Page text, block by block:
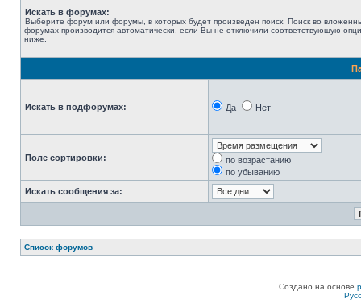
Искать в форумах:
Выберите форум или форумы, в которых будет произведен поиск. Поиск во
форумах производится автоматически, если Вы не отключили соответствующую
ниже.
Искать в подфорумах: Да Нет
Поле сортировки:
по возрастанию
по убыванию
Искать сообщения за:
Список форумов
Создано на основе